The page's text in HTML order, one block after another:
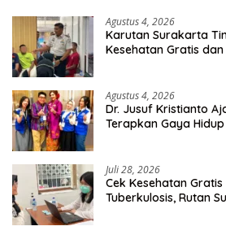
Agustus 4, 2026
Karutan Surakarta
Kesehatan Gratis dan
Agustus 4, 2026
Dr. Jusuf Kristianto
Terapkan Gaya
Juli 28, 2026
Cek Kesehatan
Tuberkulosis, Rutan